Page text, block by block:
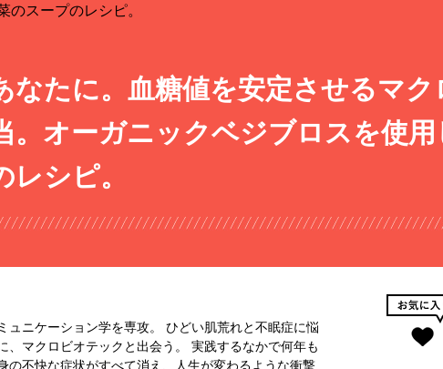
のスープのレシピ。
なたに。血糖値を安定させるマク
。オーガニックベジブロスを使
シピ。
ュニケーション学を専攻。 ひどい肌荒れと不眠症に悩
、マクロビオテックと出会う。 実践するなかで何年も
の不快な症状がすべて消え、人生が変わるような衝撃